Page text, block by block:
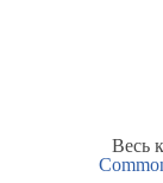
Весь